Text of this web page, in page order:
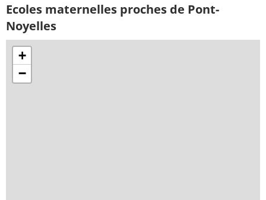
Ecoles maternelles proches de Pont-
Noyelles
+
−